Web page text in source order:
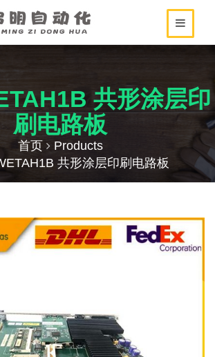
共形涂层印
刷电路板
首页
Products
共形涂层印刷电路板